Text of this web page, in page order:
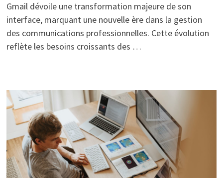
Gmail dévoile une transformation majeure de son
interface, marquant une nouvelle ère dans la gestion
des communications professionnelles. Cette évolution
reflète les besoins croissants des …